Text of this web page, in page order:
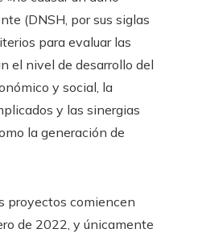
(DNSH, por sus siglas
para evaluar las
el nivel de desarrollo del
y social, la
y las sinergias
la generación de
proyectos comiencen
de 2022, y únicamente